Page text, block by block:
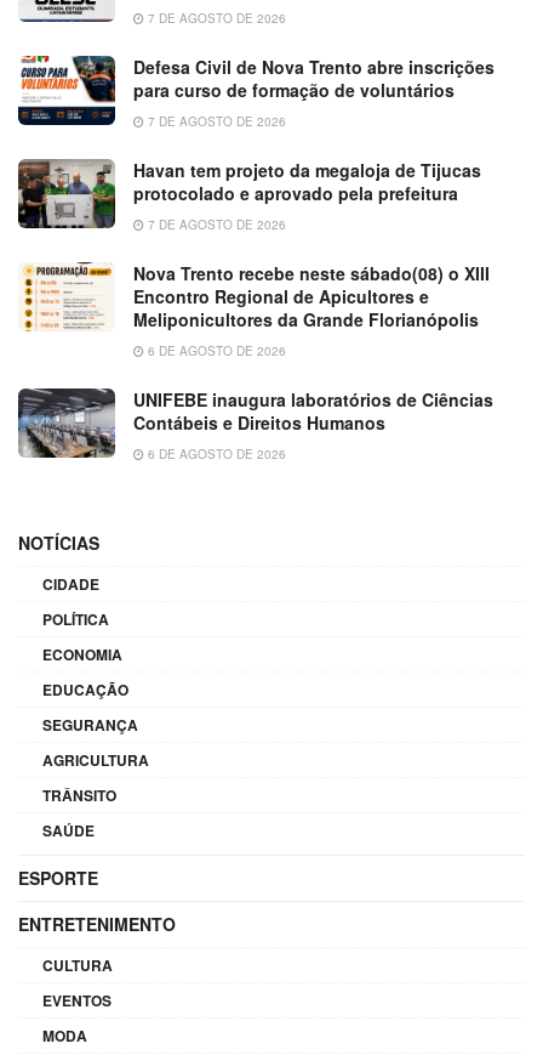
7 DE AGOSTO DE 2026
Defesa Civil de Nova Trento abre inscrições
para curso de formação de voluntários
7 DE AGOSTO DE 2026
Havan tem projeto da megaloja de Tijucas
protocolado e aprovado pela prefeitura
7 DE AGOSTO DE 2026
Nova Trento recebe neste sábado(08) o XIII
Encontro Regional de Apicultores e
Meliponicultores da Grande Florianópolis
6 DE AGOSTO DE 2026
UNIFEBE inaugura laboratórios de Ciências
Contábeis e Direitos Humanos
6 DE AGOSTO DE 2026
NOTÍCIAS
CIDADE
POLÍTICA
ECONOMIA
EDUCAÇÃO
SEGURANÇA
AGRICULTURA
TRÂNSITO
SAÚDE
ESPORTE
ENTRETENIMENTO
CULTURA
EVENTOS
MODA